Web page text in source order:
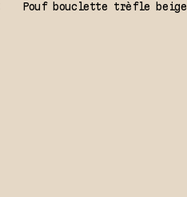
Pouf bouclette trèfle beige